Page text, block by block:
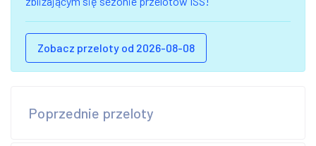
Zobacz przeloty od 2026-08-08
Poprzednie przeloty